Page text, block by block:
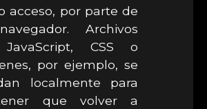
acceso, por parte de
Archivos
CSS o
por ejemplo, se
localmente para
que volver a